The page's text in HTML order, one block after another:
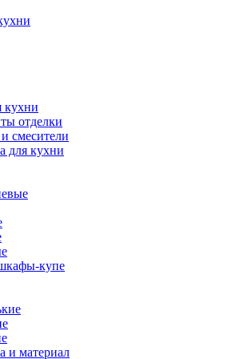
кухни
отделки
смесители
для кухни
купе
и материал